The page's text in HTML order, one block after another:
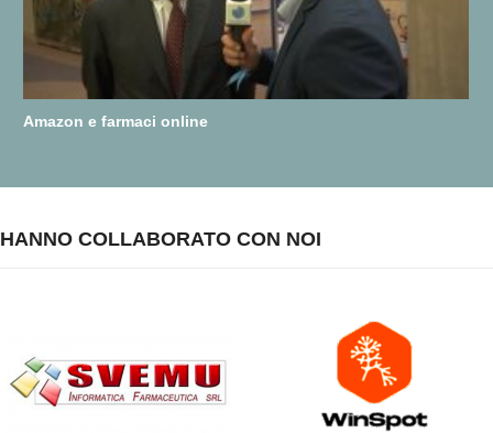
Amazon e farmaci online
HANNO COLLABORATO CON NOI